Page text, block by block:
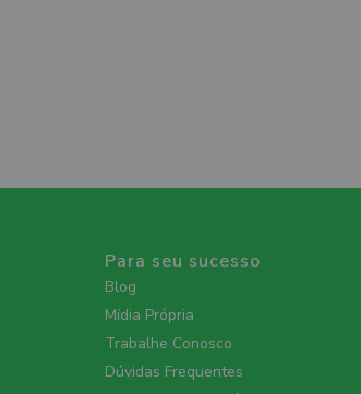
Para seu sucesso
Blog
Mídia Própria
Trabalhe Conosco
Dúvidas Frequentes